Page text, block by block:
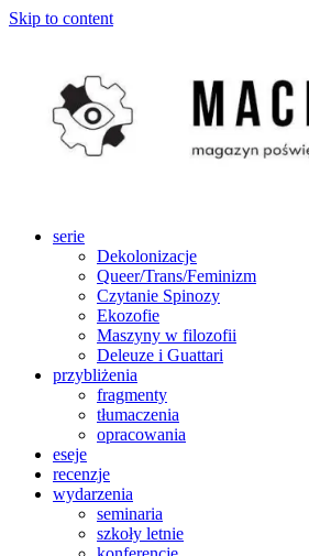
Skip to content
serie
Dekolonizacje
Queer/Trans/Feminizm
Czytanie Spinozy
Ekozofie
Maszyny w filozofii
Deleuze i Guattari
przybliżenia
fragmenty
tłumaczenia
opracowania
eseje
recenzje
wydarzenia
seminaria
szkoły letnie